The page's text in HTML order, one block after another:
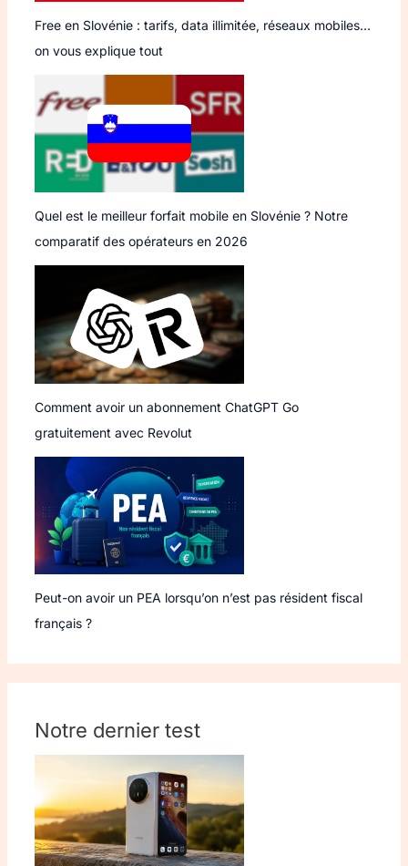
Free en Slovénie : tarifs, data illimitée, réseaux mobiles…
on vous explique tout
Quel est le meilleur forfait mobile en Slovénie ? Notre
comparatif des opérateurs en 2026
Comment avoir un abonnement ChatGPT Go
gratuitement avec Revolut
Peut-on avoir un PEA lorsqu’on n’est pas résident fiscal
français ?
Notre dernier test